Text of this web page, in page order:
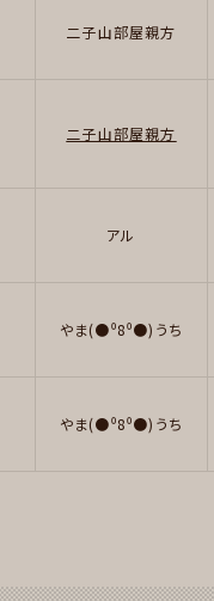
二子山部屋親方
二子山部屋親方
アル
やま(●⁰8⁰●)うち
やま(●⁰8⁰●)うち